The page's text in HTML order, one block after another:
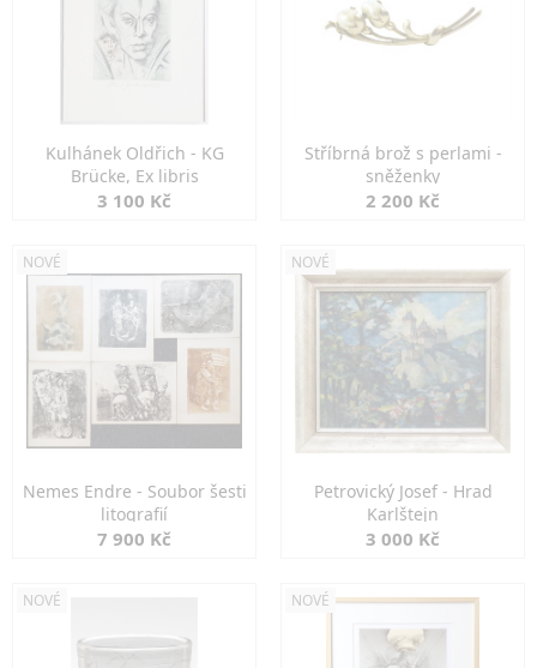
Kulhánek Oldřich - KG
Brücke, Ex libris
3 100 Kč
Stříbrná brož s perlami -
sněženky
2 200 Kč
NOVÉ
Nemes Endre - Soubor šesti
litografií
7 900 Kč
NOVÉ
Petrovický Josef - Hrad
Karlštejn
3 000 Kč
NOVÉ NOVÉ